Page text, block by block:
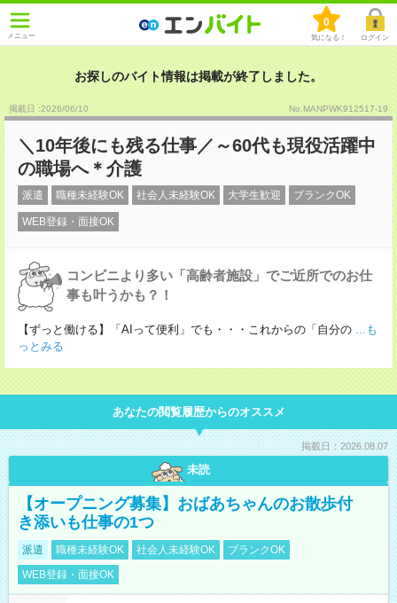
メニュー
0
気になる！ ログイン
お探しのバイト情報は掲載が終了しました。
掲載日 :2026/06/10 No.MANPWK912517-19
＼10年後にも残る仕事／～60代も現役活躍中
の職場へ＊介護
派遣 職種未経験OK 社会人未経験OK 大学生歓迎 ブランクOK
WEB登録・面接OK
コンビニより多い「高齢者施設」でご近所でのお仕
事も叶うかも？！
【ずっと働ける】「AIって便利」でも・・・これからの「自分の ...も
っとみる
あなたの閲覧履歴からのオススメ
掲載日：2026.08.07
未読
【オープニング募集】おばあちゃんのお散歩付
き添いも仕事の1つ
派遣 職種未経験OK 社会人未経験OK
ブランクOK
WEB登録・面接OK